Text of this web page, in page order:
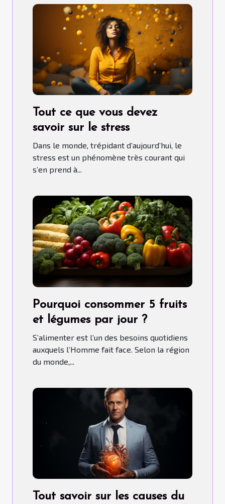
Tout ce que vous devez
savoir sur le stress
Dans le monde, trépidant d’aujourd’hui, le
stress est un phénomène très courant qui
s’en prend à...
Pourquoi consommer 5 fruits
et légumes par jour ?
S’alimenter est l’un des besoins quotidiens
auxquels l’Homme fait face. Selon la région
du monde,...
Tout savoir sur les causes du